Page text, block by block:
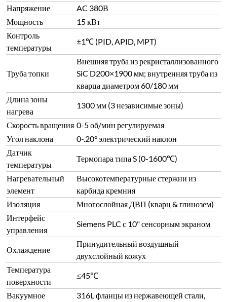
Напряжение
AC 380В
Мощность
15 кВт
Контроль
температуры
±1℃ (PID, APID, MPT)
Труба топки
Внешняя труба из рекристаллизованного
SiC D200×1900 мм; внутренняя труба из
кварца диаметром 60/180 мм
Длина зоны
нагрева
1300 мм (3 независимые зоны)
Скорость вращения 0-5 об/мин регулируемая
Угол наклона
0-.20° электрический наклон
Датчик
температуры
Термопара типа S (0-1600℃)
Нагревательный
элемент
Высокотемпературные стержни из
карбида кремния
Изоляция
Многослойная ДВП (кварц & глинозем)
Интерфейс
управления
Siemens PLC с 10" сенсорным экраном
Охлаждение
Принудительный воздушный
двухслойный кожух
Температура
поверхности
≤45℃
Вакуумное
316L фланцы из нержавеющей стали,